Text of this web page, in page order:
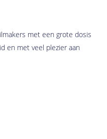
met een grote dosis
en met veel plezier aan